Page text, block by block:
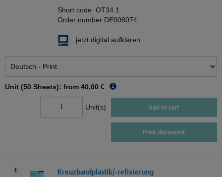
Short code OT34.1
Order number DE008074
jetzt digital aufklären
Unit (50 Sheets): from 40,00 €
Unit(s) Add to cart
Print document
Kreuzbandplastik/-refixierung